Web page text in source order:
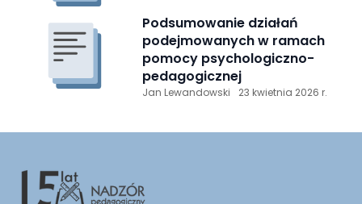
Podsumowanie działań
podejmowanych w ramach
pomocy psychologiczno-
pedagogicznej
Jan Lewandowski 23 kwietnia 2026 r.